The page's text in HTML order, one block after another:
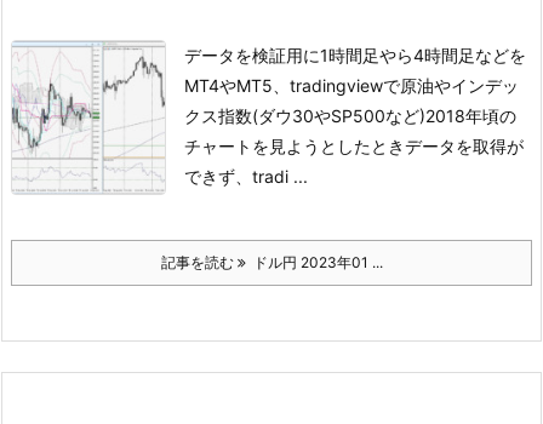
データを検証用に1時間足やら4時間足などを
MT4やMT5、tradingviewで原油やインデッ
クス指数(ダウ30やSP500など)2018年頃の
チャートを見ようとしたときデータを取得が
できず、 tradi ...
記事を読む ドル円 2023年01 ...